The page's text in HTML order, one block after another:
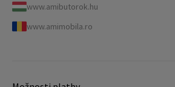
www.amibutorok.hu
www.amimobila.ro